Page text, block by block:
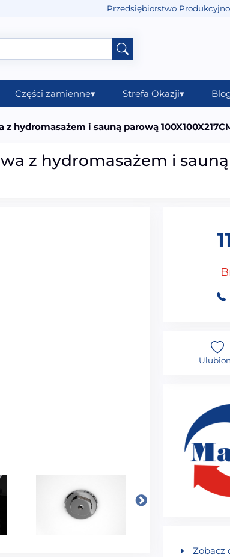
Przedsiębiorstwo
Części zamienne▾ Strefa Okazji▾
hydromasażem i sauną parową
z hydromasażem i
Zobacz